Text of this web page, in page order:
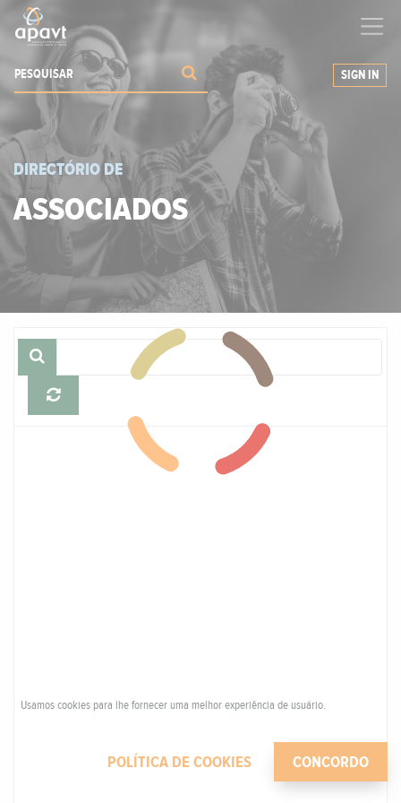
a expandir os seus negócios
SIGN IN
DIRECTÓRIO DE
ASSOCIADOS
Usamos cookies para lhe fornecer uma melhor experiência de usuário.
POLÍTICA DE COOKIES CONCORDO